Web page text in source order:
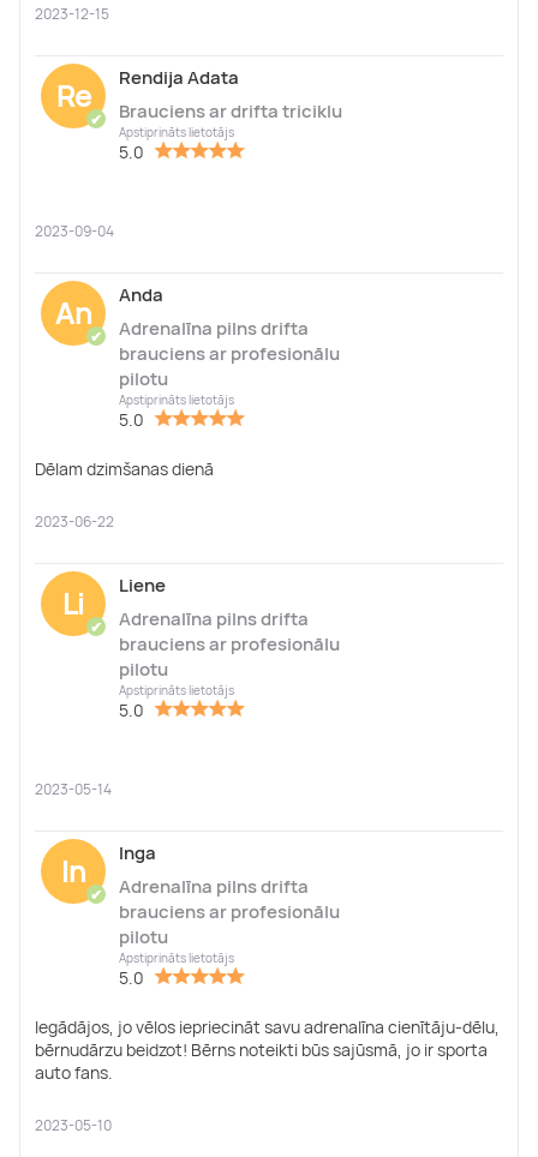
2023-12-15
Re
✔
Rendija Adata
Brauciens ar drifta triciklu
Apstiprināts lietotājs
5.0
2023-09-04
An
✔
Anda
Adrenalīna pilns drifta
brauciens ar profesionālu
pilotu
Apstiprināts lietotājs
5.0
Dēlam dzimšanas dienā
2023-06-22
Li
✔
Liene
Adrenalīna pilns drifta
brauciens ar profesionālu
pilotu
Apstiprināts lietotājs
5.0
2023-05-14
In
✔
Inga
Adrenalīna pilns drifta
brauciens ar profesionālu
pilotu
Apstiprināts lietotājs
5.0
Iegādājos, jo vēlos iepriecināt savu adrenalīna cienītāju-dēlu,
bērnudārzu beidzot! Bērns noteikti būs sajūsmā, jo ir sporta
auto fans.
2023-05-10